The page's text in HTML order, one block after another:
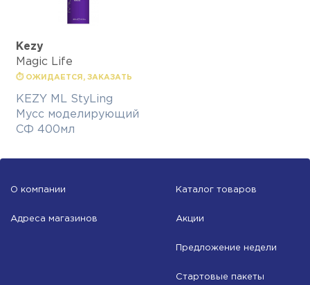
Kezy
Magic Life
⏱ ОЖИДАЕТСЯ, ЗАКАЗАТЬ
KEZY ML StyLing
Мусс моделирующий
СФ 400мл
О компании
Адреса магазинов
Каталог товаров
Акции
Предложение недели
Стартовые пакеты